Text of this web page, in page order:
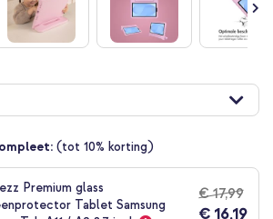
(tot 10% korting)
Premium glass
Tablet Samsung
€ 17,99
€ 16,19